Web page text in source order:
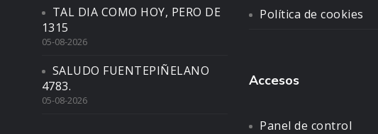
TAL DIA COMO HOY, PERO DE
1315
05-08-2026
SALUDO FUENTEPIÑELANO
4783.
05-08-2026
Política de cookies
Accesos
Panel de control